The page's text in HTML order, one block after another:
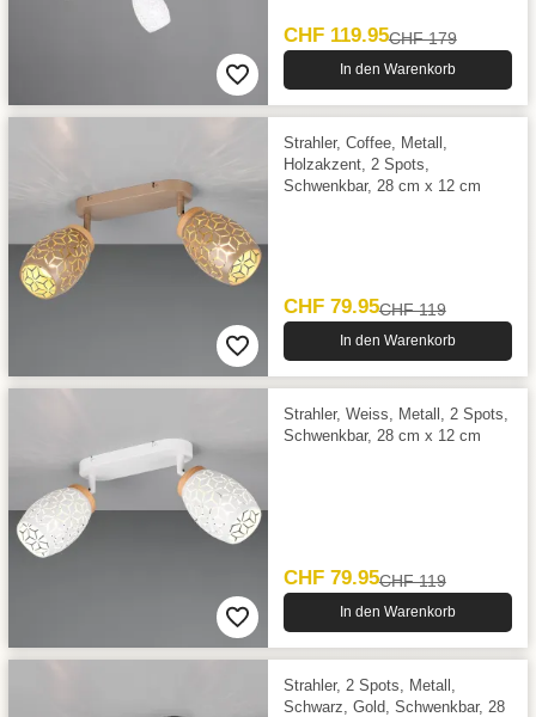
CHF 119.95CHF 179
In den Warenkorb
Strahler, Coffee, Metall,
Holzakzent, 2 Spots,
Schwenkbar, 28 cm x 12 cm
CHF 79.95CHF 119
In den Warenkorb
Strahler, Weiss, Metall, 2 Spots,
Schwenkbar, 28 cm x 12 cm
CHF 79.95CHF 119
In den Warenkorb
Strahler, 2 Spots, Metall,
Schwarz, Gold, Schwenkbar, 28